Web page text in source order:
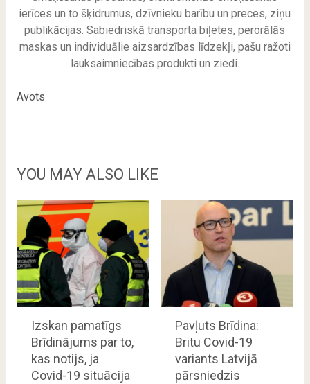
ierīces un to šķidrumus, dzīvnieku barību un preces, ziņu
publikācijas. Sabiedriskā transporta biļetes, perorālās
maskas un individuālie aizsardzības līdzekļi, pašu ražoti
lauksaimniecības produkti un ziedi.
Avots
YOU MAY ALSO LIKE
Izskan pamatīgs
Brīdinājums par to,
kas notijs, ja
Covid-19 situācija
Pavļuts Brīdina:
Britu Covid-19
variants Latvijā
pārsniedzis